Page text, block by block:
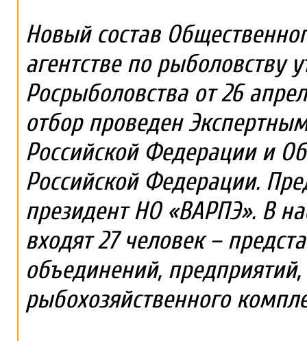
Новый состав
агентстве по рыболовству
Росрыболовства от 26
отбор проведен
Российской Федерации и
Российской Федерации.
президент НО «ВАРПЭ». В
входят 27 человек –
объединений,
рыбохозяйственного